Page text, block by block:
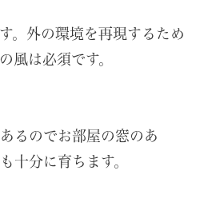
。外の環境を再現するため
風は必須です。
るのでお部屋の窓のあ
十分に育ちます。